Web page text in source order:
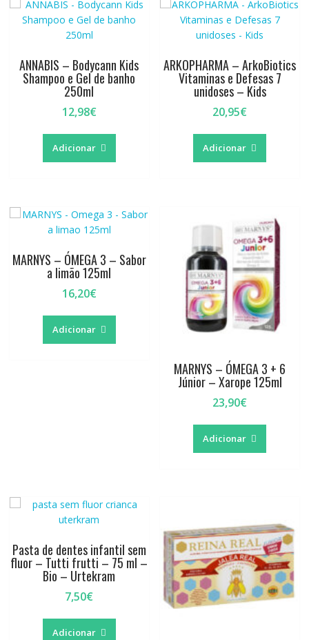
ANNABIS – Bodycann Kids
Shampoo e Gel de banho
250ml
12,98€
Adicionar
ARKOPHARMA – ArkoBiotics
Vitaminas e Defesas 7
unidoses – Kids
20,95€
Adicionar
MARNYS – ÓMEGA 3 – Sabor
a limão 125ml
16,20€
Adicionar
MARNYS – ÓMEGA 3 + 6
Júnior – Xarope 125ml
23,90€
Adicionar
Pasta de dentes infantil sem
fluor – Tutti frutti – 75 ml –
Bio – Urtekram
7,50€
Adicionar